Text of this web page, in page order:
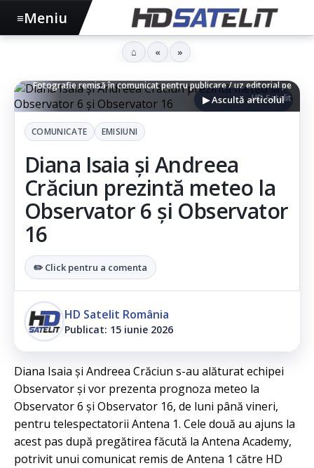
Fotografie remisă în comunicat pentru publicare / uz editorial pe
HD Satelit
▶ Ascultă articolul
COMUNICATE EMISIUNI
Diana Isaia și Andreea
Crăciun prezintă meteo la
Observator 6 și Observator
16
✏️ Click pentru a comenta
HD Satelit România
Publicat: 15 iunie 2026
Diana Isaia și Andreea Crăciun s-au alăturat echipei
Observator și vor prezenta prognoza meteo la
Observator 6 și Observator 16, de luni până vineri,
pentru telespectatorii Antena 1. Cele două au ajuns la
acest pas după pregătirea făcută la Antena Academy,
potrivit unui comunicat remis de Antena 1 către HD
≡Meniu
⌂ « »